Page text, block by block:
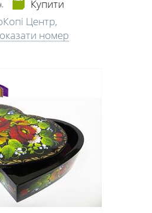
Купити
Центр,
номер